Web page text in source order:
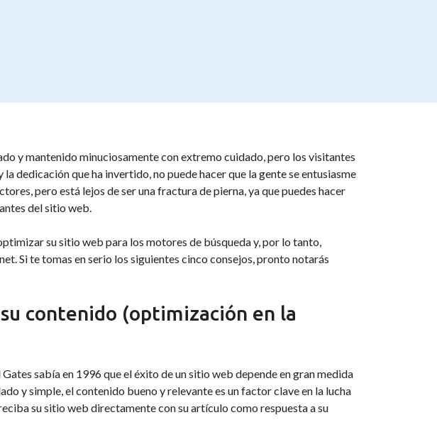
y mantenido minuciosamente con extremo cuidado, pero los visitantes
dedicación que ha invertido, no puede hacer que la gente se entusiasme
pero está lejos de ser una fractura de pierna, ya que puedes hacer
del sitio web.
su sitio web para los motores de búsqueda y, por lo tanto,
Si te tomas en serio los siguientes cinco consejos, pronto notarás
contenido (optimización en la
sabía en 1996 que el éxito de un sitio web depende en gran medida
y simple, el contenido bueno y relevante es un factor clave en la lucha
su sitio web directamente con su artículo como respuesta a su